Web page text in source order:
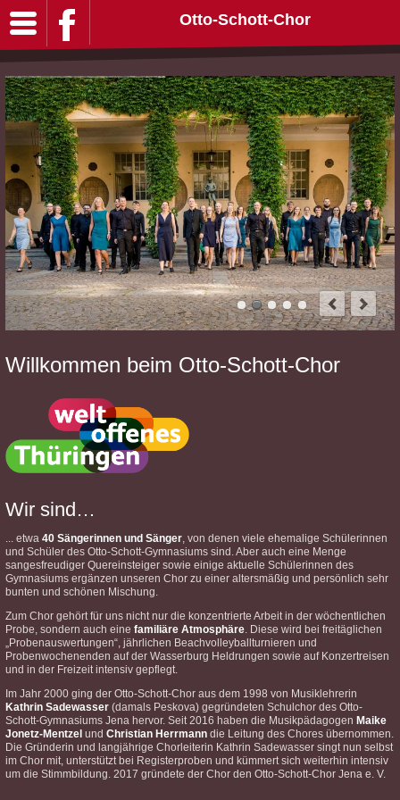
Otto-Schott-Chor
Willkommen beim Otto-Schott-Chor
Wir sind…
... etwa 40 Sängerinnen und Sänger, von denen viele ehemalige Schülerinnen
und Schüler des Otto-Schott-Gymnasiums sind. Aber auch eine Menge
sangesfreudiger Quereinsteiger sowie einige aktuelle Schülerinnen des
Gymnasiums ergänzen unseren Chor zu einer altersmäßig und persönlich sehr
bunten und schönen Mischung.
Zum Chor gehört für uns nicht nur die konzentrierte Arbeit in der wöchentlichen
Probe, sondern auch eine familiäre Atmosphäre. Diese wird bei freitäglichen
„Probenauswertungen“, jährlichen Beachvolleyballturnieren und
Probenwochenenden auf der Wasserburg Heldrungen sowie auf Konzertreisen
und in der Freizeit intensiv gepflegt.
Im Jahr 2000 ging der Otto-Schott-Chor aus dem 1998 von Musiklehrerin
Kathrin Sadewasser (damals Peskova) gegründeten Schulchor des Otto-
Schott-Gymnasiums Jena hervor. Seit 2016 haben die Musikpädagogen Maike
Jonetz-Mentzel und Christian Herrmann die Leitung des Chores übernommen.
Die Gründerin und langjährige Chorleiterin Kathrin Sadewasser singt nun selbst
im Chor mit, unterstützt bei Registerproben und kümmert sich weiterhin intensiv
um die Stimmbildung. 2017 gründete der Chor den Otto-Schott-Chor Jena e. V.